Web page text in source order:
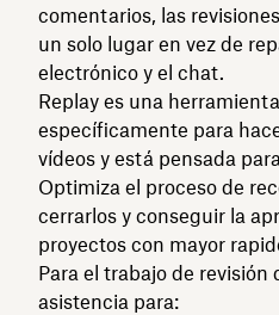
comentarios, las
un solo lugar en vez de
electrónico y el chat.
Replay es una
específicamente para
vídeos y está pensada
Optimiza el proceso de
cerrarlos y conseguir la
proyectos con mayor
Para el trabajo de revisión
asistencia para: